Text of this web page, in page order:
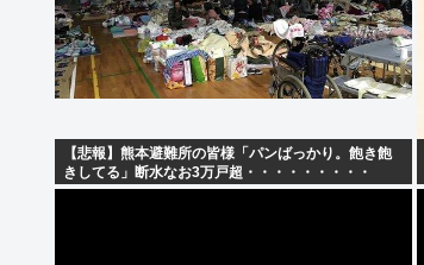
【悲報】熊本避難所の皆様「パンばっかり。飽き飽
きしてる」断水なお3万戸超・・・・・・・・・